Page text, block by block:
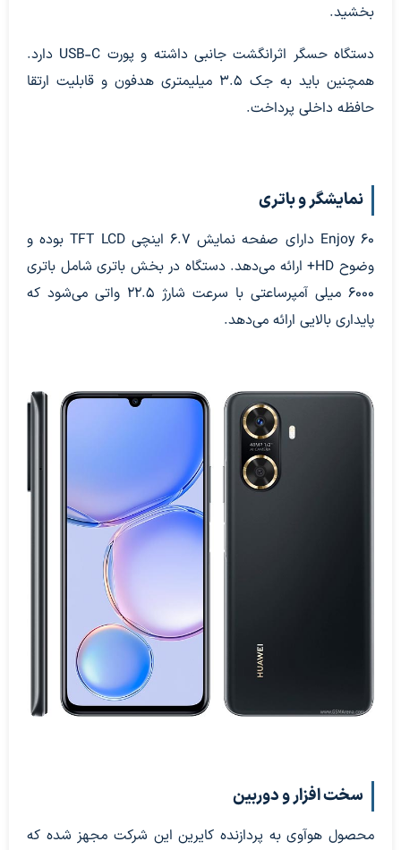
بخشید.
دستگاه حسگر اثرانگشت جانبی داشته و پورت USB-C دارد.
همچنین باید به جک 3.5 میلیمتری هدفون و قابلیت ارتقا
حافظه داخلی پرداخت.
نمایشگر و باتری
Enjoy 60 دارای صفحه نمایش 6.7 اینچی TFT LCD بوده و
وضوح HD+ ارائه می‌دهد. دستگاه در بخش باتری شامل باتری
6000 میلی آمپرساعتی با سرعت شارژ 22.5 واتی می‌شود که
پایداری بالایی ارائه می‌دهد.
سخت افزار و دوربین
محصول هوآوی به پردازنده کایرین این شرکت مجهز شده که